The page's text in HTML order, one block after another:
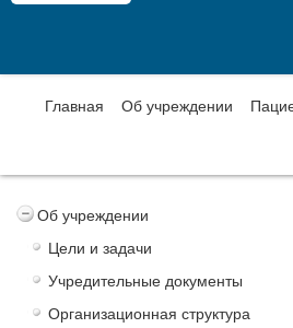
Главная Об учреждении
Об учреждении
Цели и задачи
Учредительные документы
Организационная структура